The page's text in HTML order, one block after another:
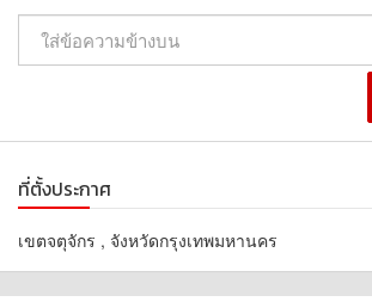
#รับขายฝากจำนองอสังหา
#อสังหาชิ้นโบว์แดง
ที่ตั้งประกาศ
เขตจตุจักร , จังหวัดกรุงเทพมหานคร